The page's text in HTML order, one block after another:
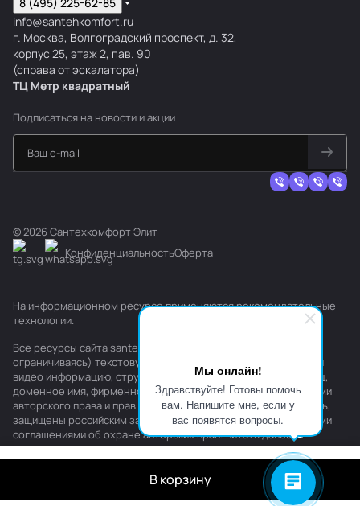
Мы онлайн!
Здравствуйте! Готовы помочь
вам. Напишите мне, если у
вас появятся вопросы.
В корзину
info@santehkomfort.ru
г. Москва, Волгоградский проспект, д. 32,
корпус 25, этаж 2, пав. 90
(справа от эскалатора)
ТЦ Метр квадратный
Подписаться на новости и акции
© 2026 Сантехкомфорт Элит
КонфиденциальностьОферта
На информационном ресурсе применяютсярекомендательные
технологии.
Все ресурсы сайта santehkomfort.ru, включая (но не
ограничиваясь) текстовую, графическую, фотографическую и
видео информацию, структуру, дизайн и оформление страниц,
доменное имя, фирменное наименование являются объектами
авторского права и прав на интеллектуальную собственность,
защищены российским законодательством и международными
соглашениями об охране авторских прав.Читать далее